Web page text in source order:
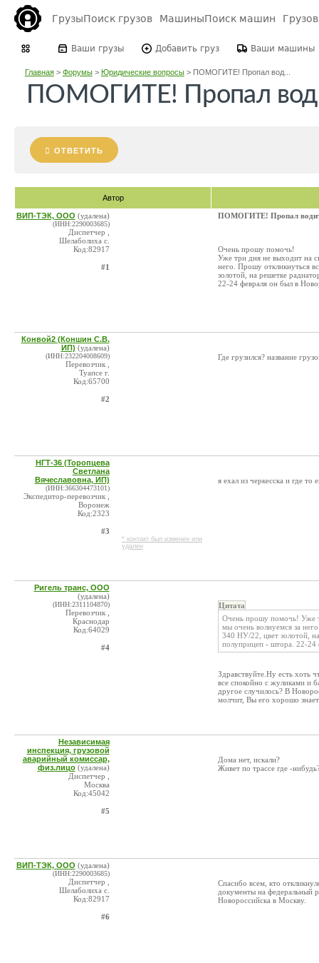
ГрузыПоиск грузов МашиныПоиск машин
Ваши грузы Добавить груз Ваши машины
Главная> Форумы> Юридические вопросы> ПОМОГИТЕ! Пропал вод...
ПОМОГИТЕ! Пропал
ОТВЕТИТЬ
Автор
ВИП-ТЭК, ООО (удалена)
(ИНН:2290003685)
Диспетчер ,
Шелаболиха с.
Код:82917
#1
ПОМОГИТЕ! Пропал
Очень прошу помочь!
Уже три дня не выходит на
него. Прошу откликнуться
золотой, на решетке
22-24 февраля он был в
Конвой2 (Коншин С.В.
ИП) (удалена)
(ИНН:232204008609)
Перевозчик ,
Туапсе г.
Код:65700
#2
Где грузился? название
НГТ-36 (Торопцева
Светлана
Вячеславовна, ИП)
(ИНН:366304473101)
Экспедитор-перевозчик ,
Воронеж
Код:2323
#3
* контакт был изменен или
удален
я ехал из черкесска и где
Ригель транс, ООО
(удалена)
(ИНН:2311104870)
Перевозчик ,
Краснодар
Код:64029
#4
Цитата
Очень прошу помочь! Уже
мы очень волнуемся за
340 НУ/22, цвет золотой,
полуприцеп - штора. 22-24
Здравствуйте.Ну есть хоть
все спокойно с жуликами и
другое случилось? В
молчит, Вы его хорошо
Независимая
инспекция, грузовой
аварийный комиссар,
физ.лицо (удалена)
Диспетчер ,
Москва
Код:45042
#5
Дома нет, искали?
Живет по трассе где -
ВИП-ТЭК, ООО (удалена)
(ИНН:2290003685)
Диспетчер ,
Шелаболиха с.
Код:82917
#6
Спасибо всем, кто
документы на федеральный
Новороссийска в Москву.